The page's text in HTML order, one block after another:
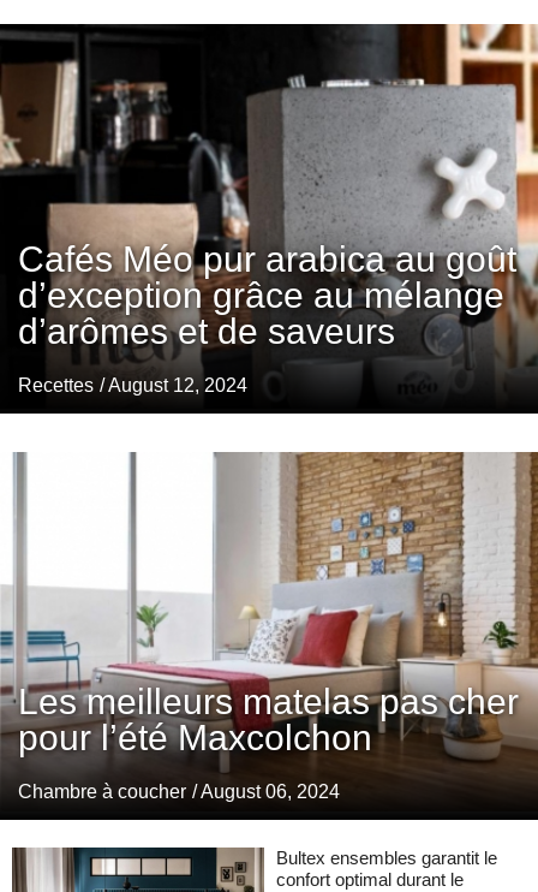
Cafés Méo pur arabica au goût
d’exception grâce au mélange
d’arômes et de saveurs
Recettes / August 12, 2024
Les meilleurs matelas pas cher
pour l’été Maxcolchon
Chambre à coucher / August 06, 2024
Bultex ensembles garantit le
confort optimal durant le